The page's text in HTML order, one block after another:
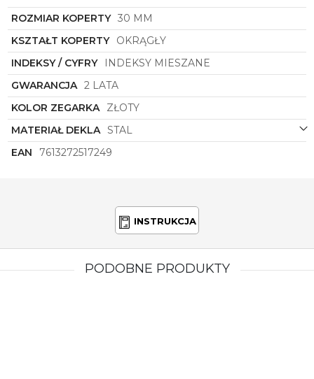
wyraz Twojego stylu i elegancji, który towarzyszyć Ci
będzie przez wiele sezonów.
ROZMIAR KOPERTY 30 MM
KSZTAŁT KOPERTY OKRĄGŁY
INDEKSY / CYFRY
INDEKSY MIESZANE
GWARANCJA 2 LATA
KOLOR ZEGARKA ZŁOTY
MATERIAŁ DEKLA STAL
EAN
7613272517249
INSTRUKCJA
PODOBNE PRODUKTY